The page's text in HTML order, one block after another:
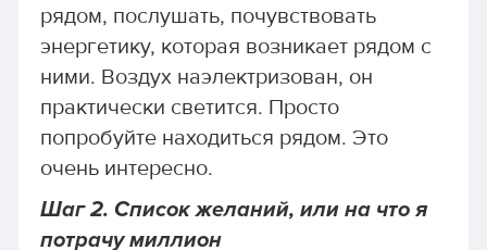
рядом, послушать, почувствовать
энергетику, которая возникает рядом с
ними. Воздух наэлектризован, он
практически светится. Просто
попробуйте находиться рядом. Это
очень интересно.
Шаг 2. Список желаний, или на что я
потрачу миллион